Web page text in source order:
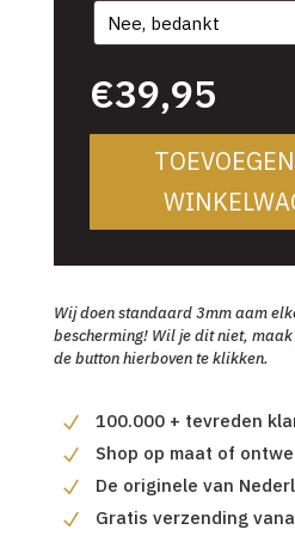
€39,95
Wij doen standaard 3mm aam
bescherming! Wil je dit niet,
de button hierboven te klikken.
100.000 + tevreden
Shop op maat of
De originele van
Gratis verzending